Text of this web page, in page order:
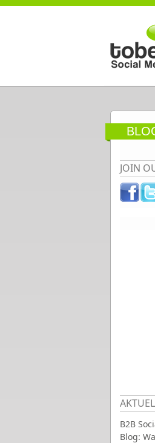
Direkt zum Inhalt
JOIN
B2B
Blog: